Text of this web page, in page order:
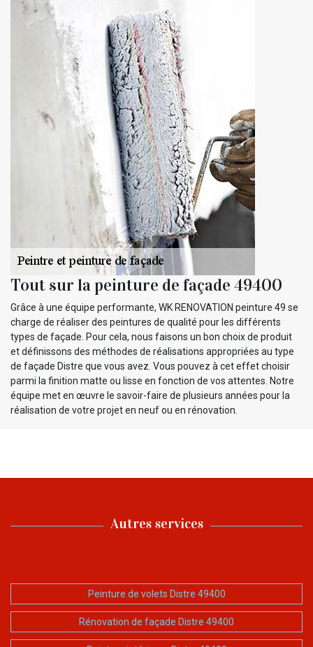
Tout sur la peinture de façade 49400
Grâce à une équipe performante, WK RENOVATION peinture 49 se
charge de réaliser des peintures de qualité pour les différents
types de façade. Pour cela, nous faisons un bon choix de produit
et définissons des méthodes de réalisations appropriées au type
de façade Distre que vous avez. Vous pouvez à cet effet choisir
parmi la finition matte ou lisse en fonction de vos attentes. Notre
équipe met en œuvre le savoir-faire de plusieurs années pour la
réalisation de votre projet en neuf ou en rénovation.
Autres services
Peinture de volets Distre 49400
Rénovation de façade Distre 49400